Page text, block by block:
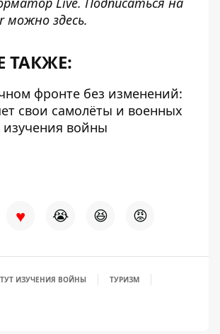
можно здесь.
ТАКЖЕ:
фронте без изменений:
свои самолёты и военных
войны
♥ 😭 😆 😡
ИЗУЧЕНИЯ ВОЙНЫ
ТУРИЗМ